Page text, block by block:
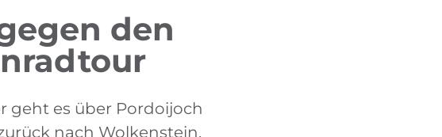
den
geht es über Pordoijoch
nach Wolkenstein.